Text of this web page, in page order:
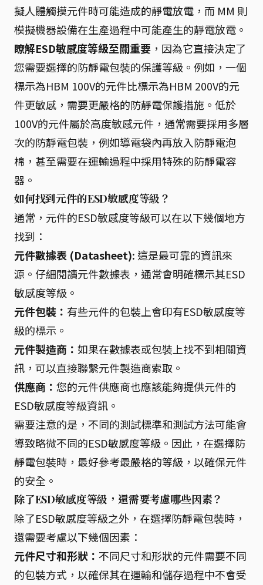
擬人體觸摸元件時可能造成的靜電放電，而 MM 則
模擬機器設備在生產過程中可能產生的靜電放電。
瞭解ESD敏感度等級至關重要 ，因為它直接決定了
您需要選擇的防靜電包裝的保護等級。例如，一個
標示為HBM 100V的元件比標示為HBM 200V的元
件更敏感，需要更嚴格的防靜電保護措施。低於
100V的元件屬於高度敏感元件，通常需要採用多層
次的防靜電包裝，例如導電袋內再放入防靜電泡
棉，甚至需要在運輸過程中採用特殊的防靜電容
器。
如何找到元件的ESD敏感度等級？
通常，元件的ESD敏感度等級可以在以下幾個地方
找到：
元件數據表 (Datasheet): 這是最可靠的資訊來
源。仔細閱讀元件數據表，通常會明確標示其ESD
敏感度等級。
元件包裝： 有些元件的包裝上會印有ESD敏感度等
級的標示。
元件製造商： 如果在數據表或包裝上找不到相關資
訊，可以直接聯繫元件製造商索取。
供應商： 您的元件供應商也應該能夠提供元件的
ESD敏感度等級資訊。
需要注意的是，不同的測試標準和測試方法可能會
導致略微不同的ESD敏感度等級。因此，在選擇防
靜電包裝時，最好參考最嚴格的等級，以確保元件
的安全。
除了ESD敏感度等級，還需要考慮哪些因素？
除了ESD敏感度等級之外，在選擇防靜電包裝時，
還需要考慮以下幾個因素：
元件尺寸和形狀： 不同尺寸和形狀的元件需要不同
的包裝方式，以確保其在運輸和儲存過程中不會受